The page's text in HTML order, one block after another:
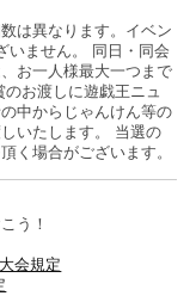
は異なります。イベン
いません。
同日・同会
お一人様最大一つまで
のお渡しに遊戯王ニュ
中からじゃんけん等の
いたします。
当選の
く場合がございます。
う！
会規定